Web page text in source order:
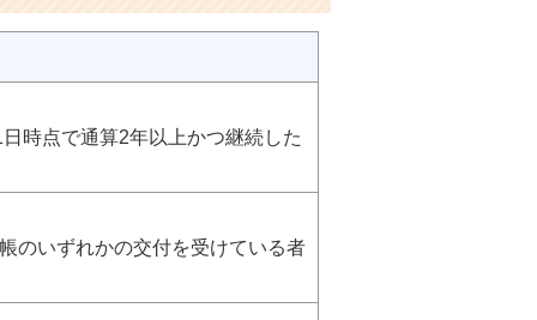
時点で通算2年以上かつ継続した
のいずれかの交付を受けている者